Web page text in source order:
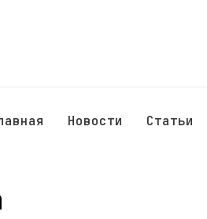
Новости Статьи